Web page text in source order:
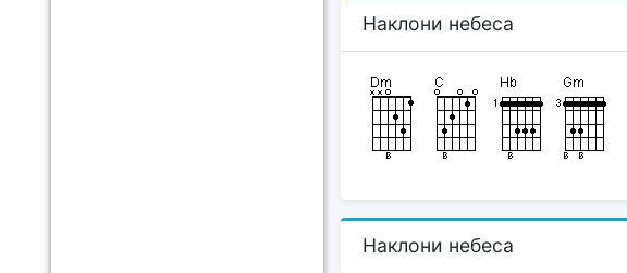
Наклони небеса
Наклони небеса